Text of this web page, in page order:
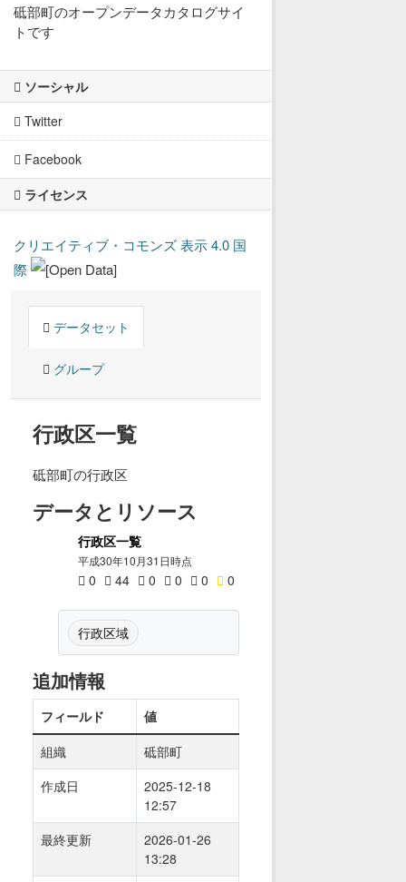
砥部町のオープンデータカタログサイ
トです
ソーシャル
Twitter
Facebook
ライセンス
クリエイティブ・コモンズ 表示 4.0 国
際
データセット
グループ
行政区一覧
砥部町の行政区
データとリソース
行政区一覧
平成30年10月31日時点
0 44 0 0 0 0
行政区域
追加情報
フィールド
値
組織
砥部町
作成日
2025-12-18
12:57
最終更新
2026-01-26
13:28